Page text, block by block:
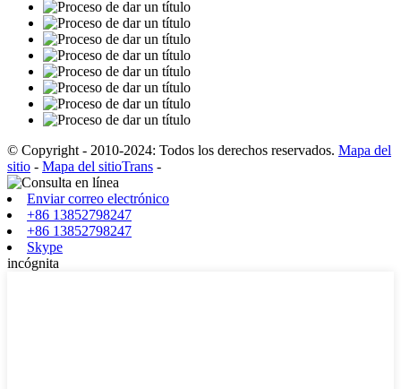
© Copyright - 2010-2024: Todos los derechos reservados. Mapa del
sitio - Mapa del sitioTrans -
Enviar correo electrónico
+86 13852798247
+86 13852798247
Skype
incógnita